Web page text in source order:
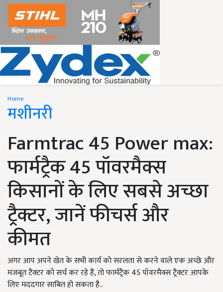
Home
मशीनरी
Farmtrac 45 Power max:
फार्मट्रैक 45 पॉवरमैक्स
किसानों के लिए सबसे अच्छा
ट्रैक्टर, जानें फीचर्स और
कीमत
अगर आप अपने खेत के सभी कार्य को सरलता से करने वाले एक अच्छे और
मजबूत टैक्टर को सर्च कर रहे हैं, तो फार्मट्रैक 45 पॉवरमैक्स ट्रैक्टर आपके
लिए मददगार साबित हो सकता है..